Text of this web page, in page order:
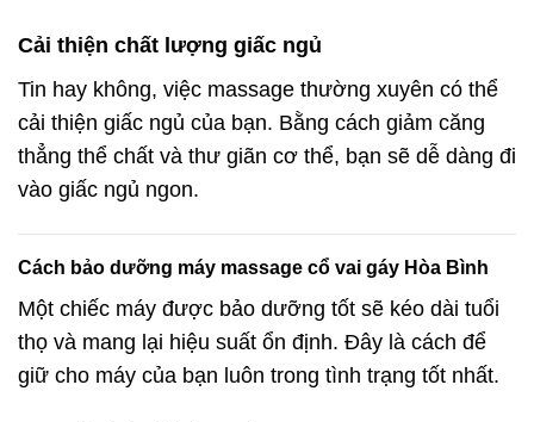
Cải thiện chất lượng giấc ngủ
Tin hay không, việc massage thường xuyên có thể
cải thiện giấc ngủ của bạn. Bằng cách giảm căng
thẳng thể chất và thư giãn cơ thể, bạn sẽ dễ dàng đi
vào giấc ngủ ngon.
Cách bảo dưỡng máy massage cổ vai gáy Hòa Bình
Một chiếc máy được bảo dưỡng tốt sẽ kéo dài tuổi
thọ và mang lại hiệu suất ổn định. Đây là cách để
giữ cho máy của bạn luôn trong tình trạng tốt nhất.